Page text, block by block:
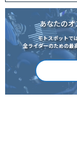
あなたの
モトスポットで
全ライダーのための最